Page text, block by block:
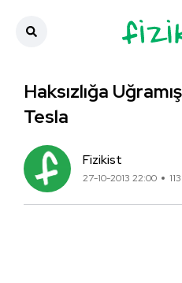
Haksızlığa
Tesla
Fizikist
27-10-2013 22:00